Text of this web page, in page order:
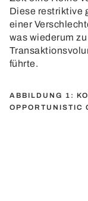
Diese restriktive
einer
was wiederum
führte.
ABBILDUNG 1:
OPPORTUNISTIC